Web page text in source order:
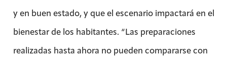
y en buen estado, y que el escenario impactará en el
bienestar de los habitantes. “Las preparaciones
realizadas hasta ahora no pueden compararse con